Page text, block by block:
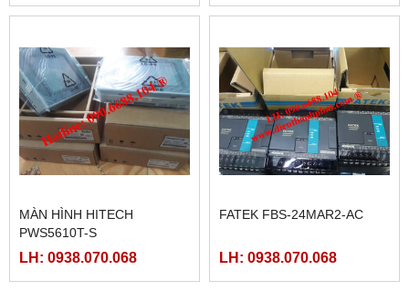
MÀN HÌNH HITECH
PWS5610T-S
LH: 0938.070.068
FATEK FBS-24MAR2-AC
LH: 0938.070.068